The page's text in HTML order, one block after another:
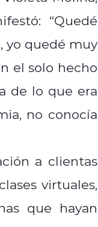
“Quedé
yo quedé muy
el solo hecho
de lo que era
no conocía
a clientas
virtuales,
que hayan